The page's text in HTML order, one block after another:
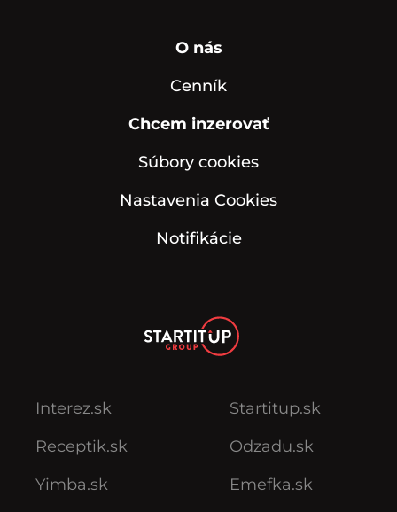
O nás
Cenník
Chcem inzerovať
Súbory cookies
Nastavenia Cookies
Notifikácie
Interez.sk
Receptik.sk
Yimba.sk
Startitup.sk
Odzadu.sk
Emefka.sk